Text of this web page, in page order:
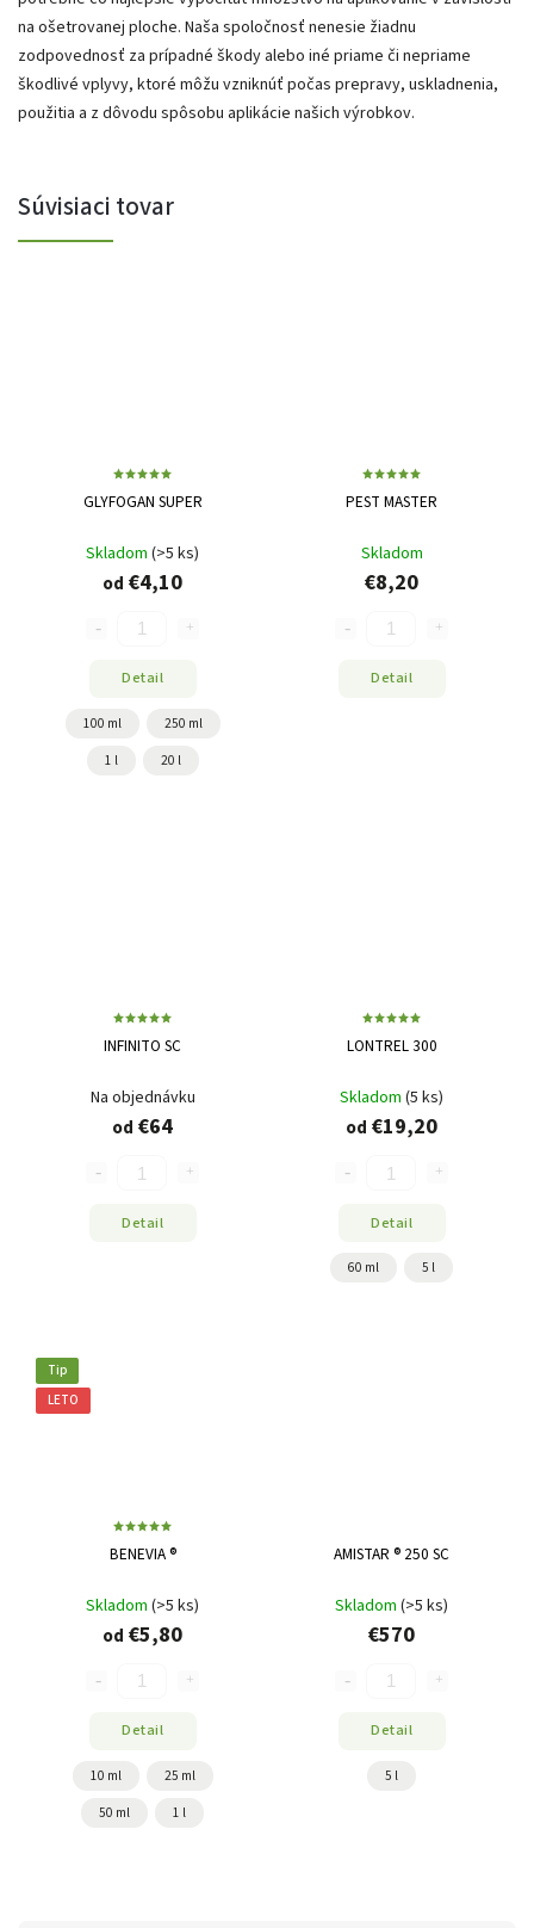
na ošetrovanej ploche. Naša spoločnosť nenesie žiadnu
zodpovednosť za prípadné škody alebo iné priame či nepriame
škodlivé vplyvy, ktoré môžu vzniknúť počas prepravy, uskladnenia,
použitia a z dôvodu spôsobu aplikácie našich výrobkov.
Súvisiaci tovar
GLYFOGAN SUPER
Skladom (>5 ks)
od €4,10
Detail
100 ml 250 ml
1 l 20 l
PEST MASTER
Skladom
€8,20
Detail
INFINITO SC
Na objednávku
od €64
Detail
LONTREL 300
Skladom (5 ks)
od €19,20
Detail
60 ml 5 l
Tip
LETO
BENEVIA ®
Skladom (>5 ks)
od €5,80
Detail
10 ml 25 ml
50 ml 1 l
AMISTAR ® 250 SC
Skladom (>5 ks)
€570
Detail
5 l